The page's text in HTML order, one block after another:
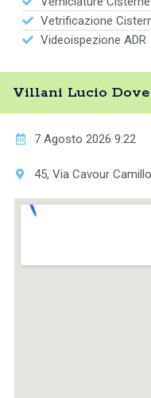
Vetrificazione
Videoispezione ADR
Villani Lucio Dove
7 Agosto 2026 9:22
45, Via Cavour